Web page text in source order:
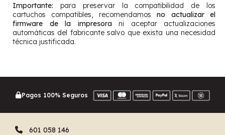
Importante: para preservar la compatibilidad de los
cartuchos compatibles, recomendamosno actualizar el
firmware de la impresorani aceptar actualizaciones
automáticas del fabricante salvo que exista una necesidad
técnica justificada.
Pagos 100% Seguros
601 058 146